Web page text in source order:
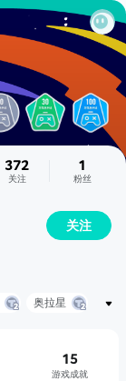
372
关注
1
粉丝
关注
奥拉星
15
游戏成就